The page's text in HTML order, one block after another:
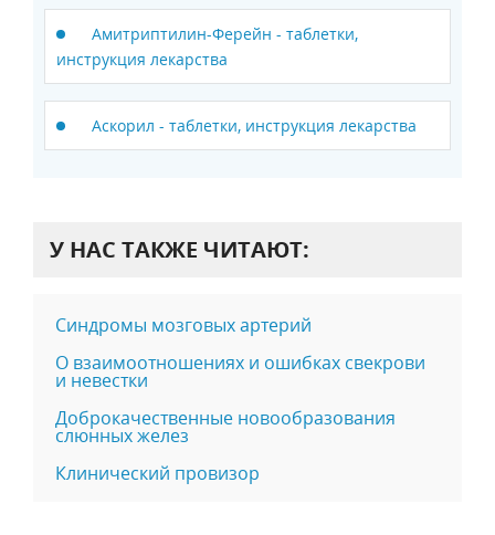
Амитриптилин-Ферейн - таблетки,
инструкция лекарства
Аскорил - таблетки, инструкция лекарства
У НАС ТАКЖЕ ЧИТАЮТ:
Синдромы мозговых артерий
О взаимоотношениях и ошибках свекрови
и невестки
Доброкачественные новообразования
слюнных желез
Клинический провизор